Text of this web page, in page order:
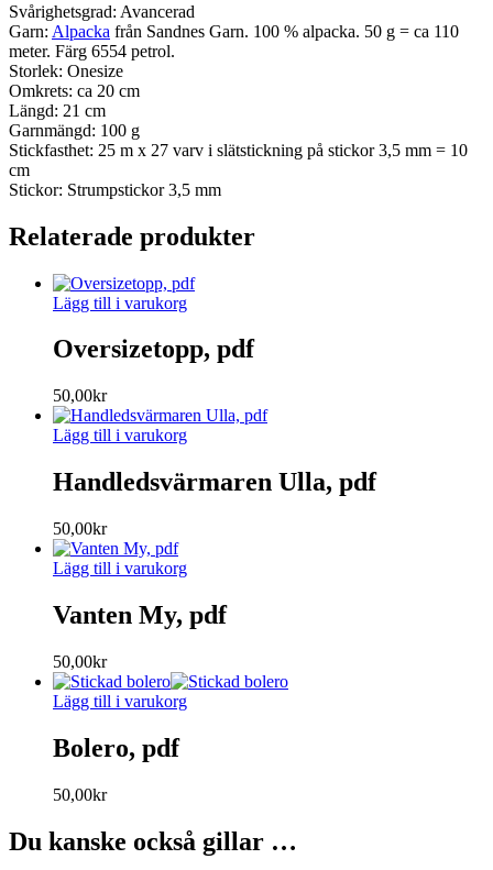
Svårighetsgrad: Avancerad
Garn: Alpacka från Sandnes Garn. 100 % alpacka. 50 g = ca 110
meter. Färg 6554 petrol.
Storlek: Onesize
Omkrets: ca 20 cm
Längd: 21 cm
Garnmängd: 100 g
Stickfasthet: 25 m x 27 varv i slätstickning på stickor 3,5 mm = 10
cm
Stickor: Strumpstickor 3,5 mm
Relaterade produkter
Lägg till i varukorg
Oversizetopp, pdf
50,00kr
Lägg till i varukorg
Handledsvärmaren Ulla, pdf
50,00kr
Lägg till i varukorg
Vanten My, pdf
50,00kr
Lägg till i varukorg
Bolero, pdf
50,00kr
Du kanske också gillar …